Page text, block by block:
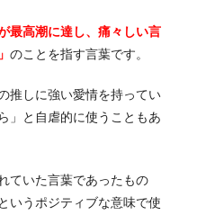
最高潮に達し、痛々しい言
のことを指す言葉です。
推しに強い愛情を持ってい
」と自虐的に使うこともあ
ていた言葉であったもの
いうポジティブな意味で使